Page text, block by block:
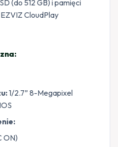
(do 512 GB) i pamięci
CloudPlay
1/2.7” 8-Megapixel
ON)